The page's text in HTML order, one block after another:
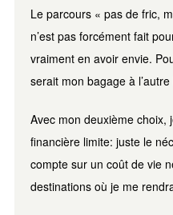
Le parcours « pas de fric,
n’est pas forcément fait
vraiment en avoir envie.
serait mon bagage à
Avec mon deuxième choix,
financière limite: juste le
compte sur un coût de vie
destinations où je me